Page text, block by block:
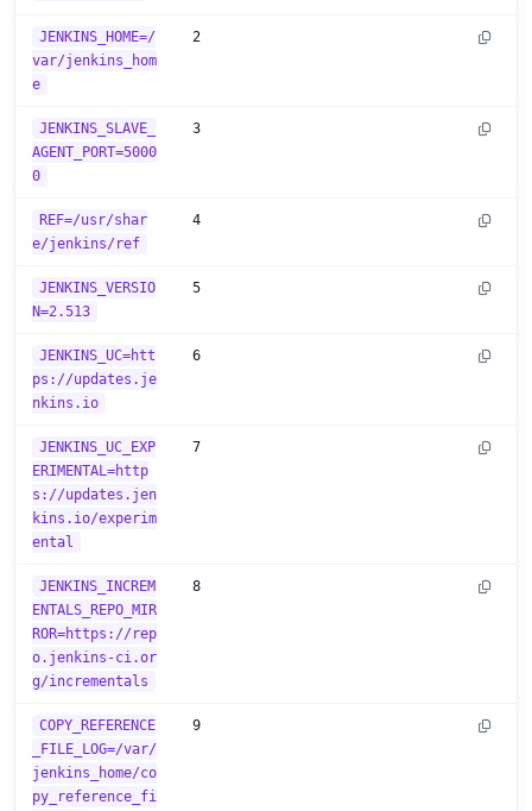
JENKINS_HOME=/
var/jenkins_hom
e
2
JENKINS_SLAVE_
AGENT_PORT=5000
0
3
REF=/usr/shar
e/jenkins/ref
4
JENKINS_VERSIO
N=2.513
5
JENKINS_UC=htt
ps://updates.je
nkins.io
6
JENKINS_UC_EXP
ERIMENTAL=http
s://updates.jen
kins.io/experim
ental
7
JENKINS_INCREM
ENTALS_REPO_MIR
ROR=https://rep
o.jenkins-ci.or
g/incrementals
8
COPY_REFERENCE
_FILE_LOG=/var/
jenkins_home/co
py_reference_fi
9